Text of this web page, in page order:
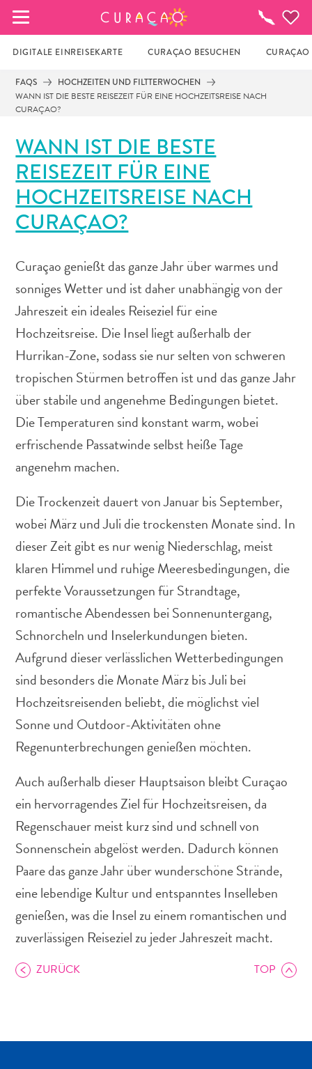
To-
do-
Liste
Abenteuer
zu
Einkaufsviertel
und
trinken
Kunst
Kultur
Mietwagen
Museen
Nachtleben
Unterhaltung
Natur
und
Sehenswürdigkeiten
und
Spa
und
Wellness
Sport
und
Golf
Strände
und
Schnorchelplätze
Taxidienste
FAQS
HOCHZEITEN UND FILTTERWOCHEN
WANN IST DIE BESTE REISEZEIT FÜR EINE HOCHZEITSREISE NACH
CURAÇAO?
DIGITALE EINREISEKARTE CURAÇAO BESUCHEN CURAÇAO
WANN IST DIE BESTE
REISEZEIT FÜR EINE
HOCHZEITSREISE NACH
CURAÇAO?
Curaçao genießt das ganze Jahr über warmes und
sonniges Wetter und ist daher unabhängig von der
Jahreszeit ein ideales Reiseziel für eine
Hochzeitsreise. Die Insel liegt außerhalb der
Hurrikan-Zone, sodass sie nur selten von schweren
tropischen Stürmen betroffen ist und das ganze Jahr
über stabile und angenehme Bedingungen bietet.
Die Temperaturen sind konstant warm, wobei
erfrischende Passatwinde selbst heiße Tage
angenehm machen.
Die Trockenzeit dauert von Januar bis September,
wobei März und Juli die trockensten Monate sind. In
dieser Zeit gibt es nur wenig Niederschlag, meist
klaren Himmel und ruhige Meeresbedingungen, die
perfekte Voraussetzungen für Strandtage,
romantische Abendessen bei Sonnenuntergang,
Schnorcheln und Inselerkundungen bieten.
Aufgrund dieser verlässlichen Wetterbedingungen
sind besonders die Monate März bis Juli bei
Hochzeitsreisenden beliebt, die möglichst viel
Sonne und Outdoor-Aktivitäten ohne
Regenunterbrechungen genießen möchten.
Auch außerhalb dieser Hauptsaison bleibt Curaçao
ein hervorragendes Ziel für Hochzeitsreisen, da
Regenschauer meist kurz sind und schnell von
Sonnenschein abgelöst werden. Dadurch können
Paare das ganze Jahr über wunderschöne Strände,
eine lebendige Kultur und entspanntes Inselleben
genießen, was die Insel zu einem romantischen und
zuverlässigen Reiseziel zu jeder Jahreszeit macht.
TOP
ZURÜCK
MEINE FAVORITEN
Es schaut so aus, als ob Sie noch keine
Wenn Sie etwas für später speichern möchten, klicken
Sie auf das